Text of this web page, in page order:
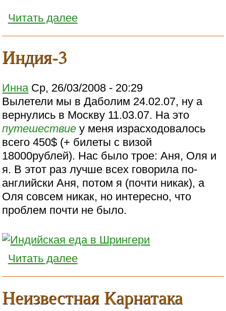
Читать далее
Индия-3
Инна Ср, 26/03/2008 - 20:29
Вылетели мы в Даболим 24.02.07, ну а
вернулись в Москву 11.03.07. На это
путешествие у меня израсходовалось
всего 450$ (+ билеты с визой
18000рублей). Нас было трое: Аня, Оля и
я. В этот раз лучше всех говорила по-
английски Аня, потом я (почти никак), а
Оля совсем никак, но интересно, что
проблем почти не было.
Читать далее
Неизвестная Карнатака